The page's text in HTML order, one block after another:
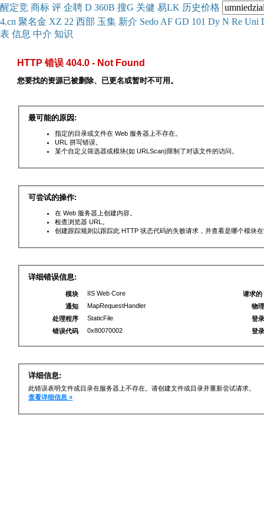
醒定竞 商标 评 企聘 D 360B 搜G 关健 易LK 历史价格
4.cn 聚名金 XZ 22 西部 玉集 新介 Sedo AF GD 101 Dy N Re Uni
表 信息 中介 知识